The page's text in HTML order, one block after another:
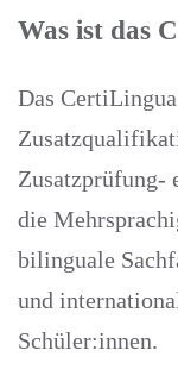
Was ist das
Das
Zusatzprüfung-
die
bilinguale
und
Schüler:innen.